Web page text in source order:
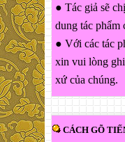
● Tác giả sẽ
dung tác phẩm
● Với các tác
xin vui lòng
xứ của chúng.
CÁCH GÕ